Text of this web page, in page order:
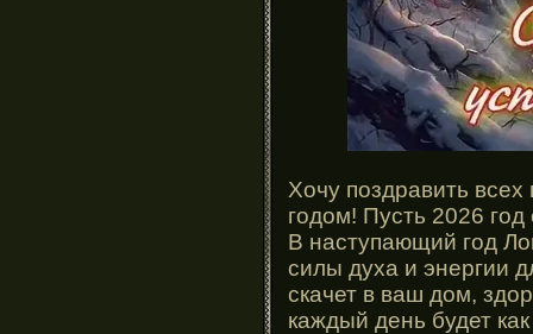
Хочу поздравить
годом! Пусть 2026
В наступающий год
силы духа и энергии
скачет в ваш дом,
каждый день будет